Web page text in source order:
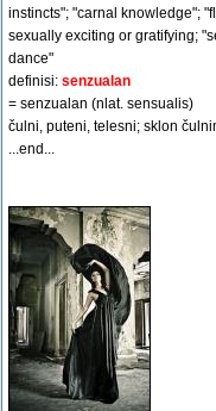
instincts"; "carnal knowledge";
sexually exciting or gratifying;
dance"
definisi: senzualan
= senzualan (nlat. sensualis)
čulni, puteni, telesni; sklon
...end...